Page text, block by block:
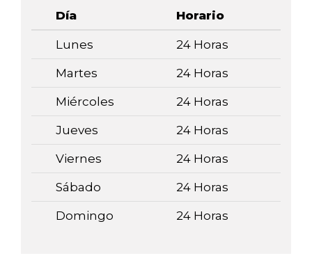
Día Horario
Lunes 24 Horas
Martes 24 Horas
Miércoles 24 Horas
Jueves 24 Horas
Viernes 24 Horas
Sábado 24 Horas
Domingo 24 Horas